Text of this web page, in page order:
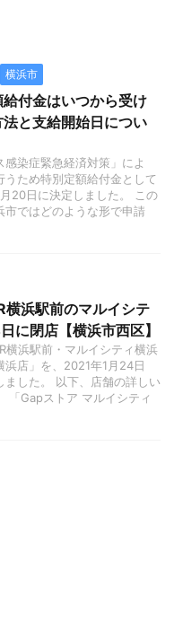
横浜市
付金はいつから受け
と支給開始日につい
感染症緊急経済対策」によ
うため特別定額給付金として
20日に決定しました。 この
市ではどのような形で申請
横浜駅前のマルイシテ
に閉店【横浜市西区】
横浜駅前・マルイシティ横浜
浜店」を、2021年1月24日
ました。 以下、店舗の詳しい
「Gapストア マルイシティ